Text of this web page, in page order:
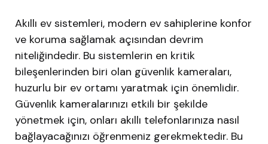
Akıllı ev sistemleri, modern ev sahiplerine konfor
ve koruma sağlamak açısından devrim
niteliğindedir. Bu sistemlerin en kritik
bileşenlerinden biri olan güvenlik kameraları,
huzurlu bir ev ortamı yaratmak için önemlidir.
Güvenlik kameralarınızı etkili bir şekilde
yönetmek için, onları akıllı telefonlarınıza nasıl
bağlayacağınızı öğrenmeniz gerekmektedir. Bu